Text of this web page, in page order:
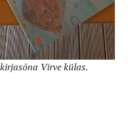
Virve külas.